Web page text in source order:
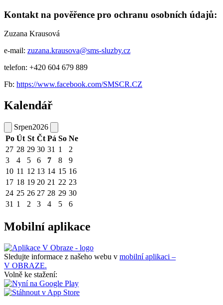
Kontakt na pověřence pro ochranu osobních údajů:
Zuzana Krausová
e-mail: zuzana.krausova@sms-sluzby.cz
telefon: +420 604 679 889
Fb: https://www.facebook.com/SMSCR.CZ
Kalendář
Srpen2026
Po Út St Čt Pá So Ne
27 28 29 30 31 1
2
3
4 5 6 7 8
9
10 11 12 13 14 15 16
17 18 19 20 21 22 23
24 25 26 27 28 29 30
31 1 2 3 4 5 6
Mobilní aplikace
Sledujte informace z našeho webu v mobilní aplikaci –
V OBRAZE.
Volně ke stažení: